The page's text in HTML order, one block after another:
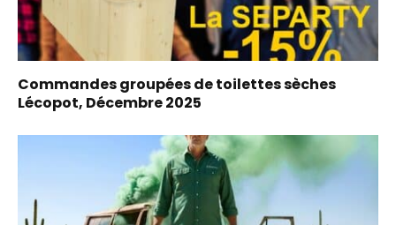
Commandes groupées de toilettes sèches
Lécopot, Décembre 2025